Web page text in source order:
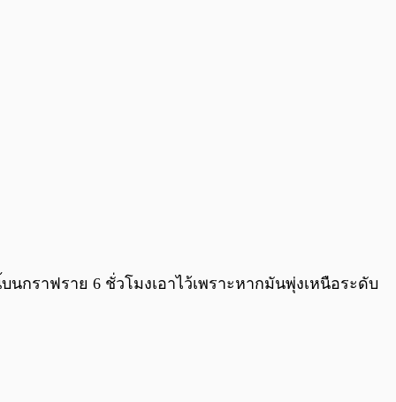
กราฟราย 6 ชั่วโมงเอาไว้เพราะหากมันพุ่งเหนือระดับ